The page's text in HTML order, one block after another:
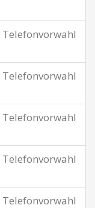
Telefonvorwahl
Telefonvorwahl
Telefonvorwahl
Telefonvorwahl
Telefonvorwahl